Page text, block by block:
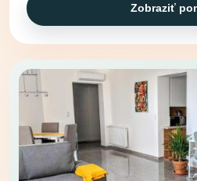
Zobraziť